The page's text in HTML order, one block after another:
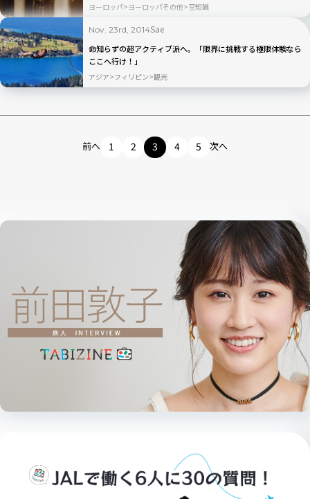
ヨーロッパ ヨーロッパその他 豆知識
Nov. 23rd, 2014Sae
命知らずの超アクティブ派へ。「限界に挑戦する極限体験なら
ここへ行け！」
アジア フィリピン 観光
前へ 1 2 3 4 5 次へ